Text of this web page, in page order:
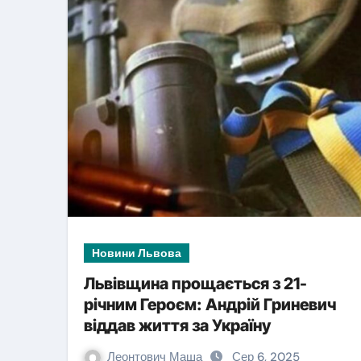
Новини Львова
Львівщина прощається з 21-
річним Героєм: Андрій Гриневич
віддав життя за Україну
Леонтович Маша Сер 6, 2025
Новини Львова
У травні
— у липні